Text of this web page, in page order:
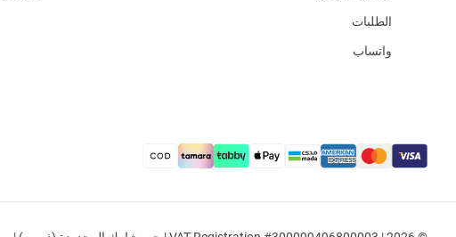
الطلبات
واتساب